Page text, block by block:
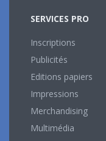
SERVICES PRO
Inscriptions
Publicités
Editions papiers
Impressions
Merchandising
Multimédia